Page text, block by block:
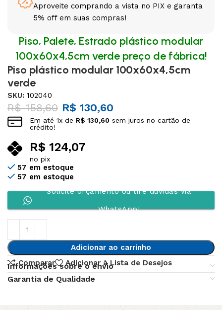
Aproveite comprando a vista no PIX e garanta
5% off em suas compras!
Piso, Palete, Estrado plástico modular
100x60x4,5cm verde preço de fábrica!
Piso plástico modular 100x60x4,5cm
verde
SKU:102040
R$158,60 R$ 130,60
Em até1x de R$ 130,60 sem juros no cartão de
crédito!
R$ 124,07
no pix
57 em estoque
57 em estoque
Solicite orçamento ou tire dúvidas via
WhatsApp!
Adicionar ao carrinho
Comparar
Adicionar à Lista de Desejos
Informações sobre o envio
Garantia de Qualidade